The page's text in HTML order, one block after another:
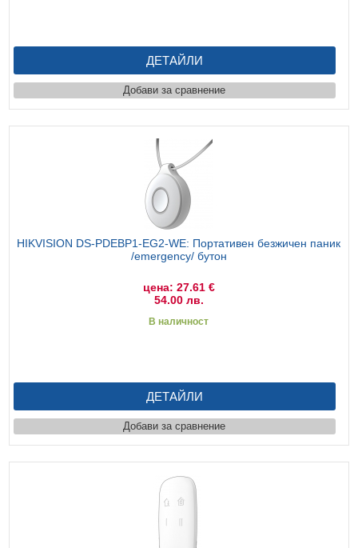
ДЕТАЙЛИ
Добави за сравнение
HIKVISION DS-PDEBP1-EG2-WE: Портативен безжичен паник
/emergency/ бутон
цена: 27.61 €
54.00 лв.
В наличност
ДЕТАЙЛИ
Добави за сравнение